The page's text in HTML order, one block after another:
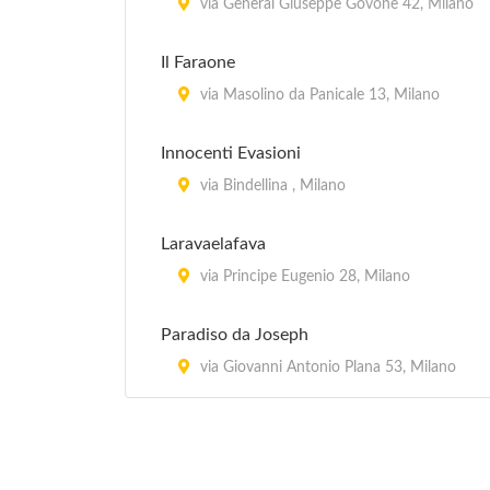
via General Giuseppe Govone 42, Milano
Il Faraone
via Masolino da Panicale 13, Milano
Innocenti Evasioni
via Bindellina , Milano
Laravaelafava
via Principe Eugenio 28, Milano
Paradiso da Joseph
via Giovanni Antonio Plana 53, Milano